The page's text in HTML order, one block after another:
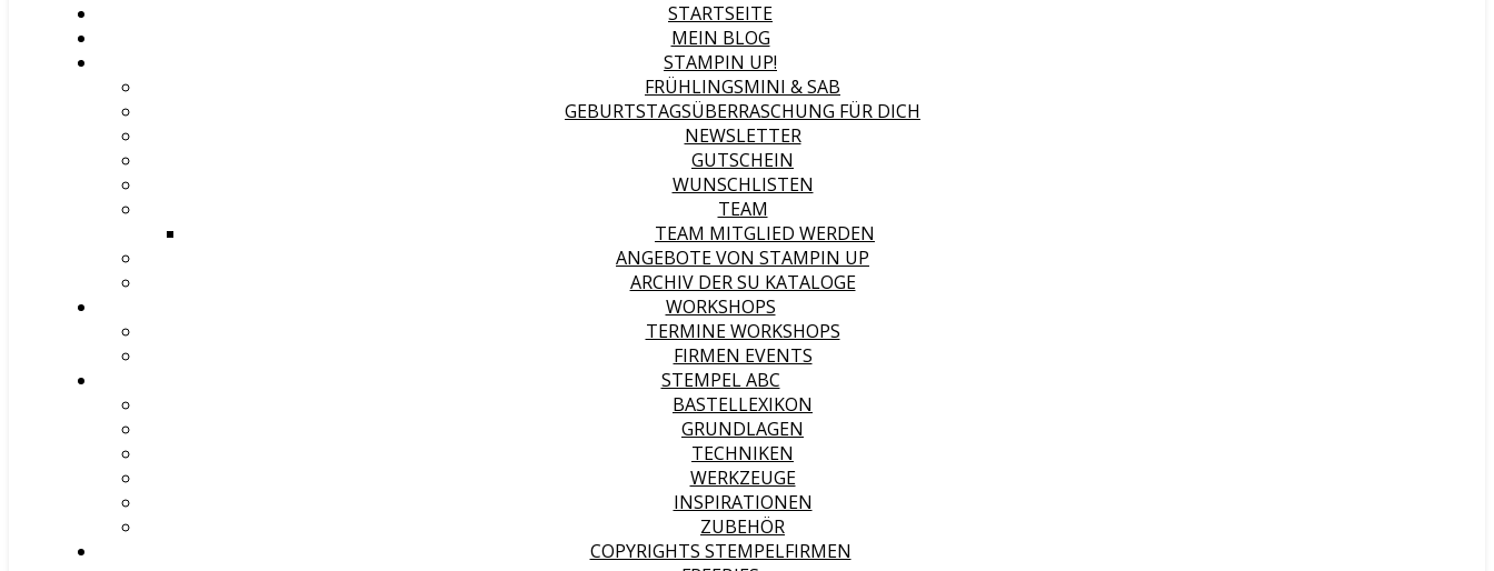
STARTSEITE
MEIN BLOG
STAMPIN UP!
FRÜHLINGSMINI & SAB
GEBURTSTAGSÜBERRASCHUNG FÜR DICH
NEWSLETTER
GUTSCHEIN
WUNSCHLISTEN
TEAM
TEAM MITGLIED WERDEN
ANGEBOTE VON STAMPIN UP
ARCHIV DER SU KATALOGE
WORKSHOPS
TERMINE WORKSHOPS
FIRMEN EVENTS
STEMPEL ABC
BASTELLEXIKON
GRUNDLAGEN
TECHNIKEN
WERKZEUGE
INSPIRATIONEN
ZUBEHÖR
COPYRIGHTS STEMPELFIRMEN